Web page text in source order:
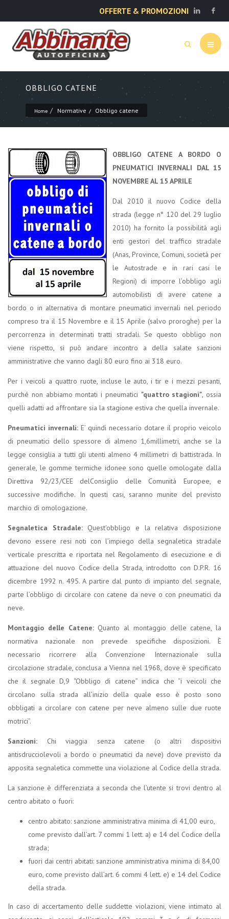
OFFERTE & PROMOZIONI
OBBLIGO CATENE
Home Normative Obbligo catene
OBBLIGO CATENE A BORDO O
PNEUMATICI INVERNALI DAL 15
NOVEMBRE AL 15 APRILE
Dal 2010 il nuovo Codice della
strada (legge n° 120 del 29 luglio
2010) ha fornito la possibilità agli
enti gestori del traffico stradale
(Anas, Province, Comuni, società per
le Autostrade e in rari casi le
Regioni) di imporre l’obbligo agli
automobilisti di avere catene a
bordo o in alternativa di montare pneumatici invernali nel periodo
compreso tra il 15 Novembre e il 15 Aprile (salvo proroghe) per la
percorrenza in determinati tratti stradali. Se questo obbligo non
viene rispetto, si può andare incontro a della salate sanzioni
amministrative che vanno dagli 80 euro fino ai 318 euro.
Per i veicoli a quattro ruote, incluse le auto, i tir e i mezzi pesanti,
purché non abbiamo montati i pneumatici "quattro stagioni", ossia
quelli adatti ad affrontare sia la stagione estiva che quella invernale.
Pneumatici invernali: E’ quindi necessario dotare il proprio veicolo
di pneumatici dello spessore di almeno 1,6millimetri, anche se la
legge consiglia a tutti gli utenti almeno 4 millimetri di battistrada. In
generale, le gomme termiche idonee sono quelle omologate dalla
Direttiva 92/23/CEE delConsiglio delle Comunità Europee, e
successive modifiche. In questi casi, saranno munite del previsto
marchio di omologazione.
Segnaletica Stradale:Quest'obbligo e la relativa disposizione
devono essere resi noti con l’impiego della segnaletica stradale
verticale prescritta e riportata nel Regolamento di esecuzione e di
attuazione del nuovo Codice della Strada, introdotto con D.P.R. 16
dicembre 1992 n. 495. A partire dal punto di impianto del segnale,
parte l’obbligo di circolare con catene da neve o con pneumatici da
neve.
Montaggio delle Catene:Quanto al montaggio delle catene, la
normativa nazionale non prevede specifiche disposizioni. È
necessario ricorrere alla Convenzione Internazionale sulla
circolazione stradale, conclusa a Vienna nel 1968, dove è specificato
che il segnale D,9 “Obbligo di catene” indica che “i veicoli che
circolano sulla strada all’inizio della quale esso è posto sono
obbligati a circolare con catene per neve almeno sulle due ruote
motrici”.
Sanzioni: Chi viaggia senza catene (o altri dispositivi
antisdrucciolevoli a bordo o pneumatici da neve) dove previsto da
apposita segnaletica commette una violazione al Codice della strada.
La sanzione è differenziata a seconda che l’utente si trovi dentro al
centro abitato o fuori:
centro abitato: sanzione amministrativa minima di 41,00 euro,
come previsto dall’art. 7 commi 1 lett. a) e 14 del Codice della
strada;
fuori dai centri abitati: sanzione amministrativa minima di 84,00
euro, come previsto dall’art. 6 commi 4 lett. e) e 14 del Codice
della strada.
In caso di accertamento delle suddette violazioni, viene intimato al